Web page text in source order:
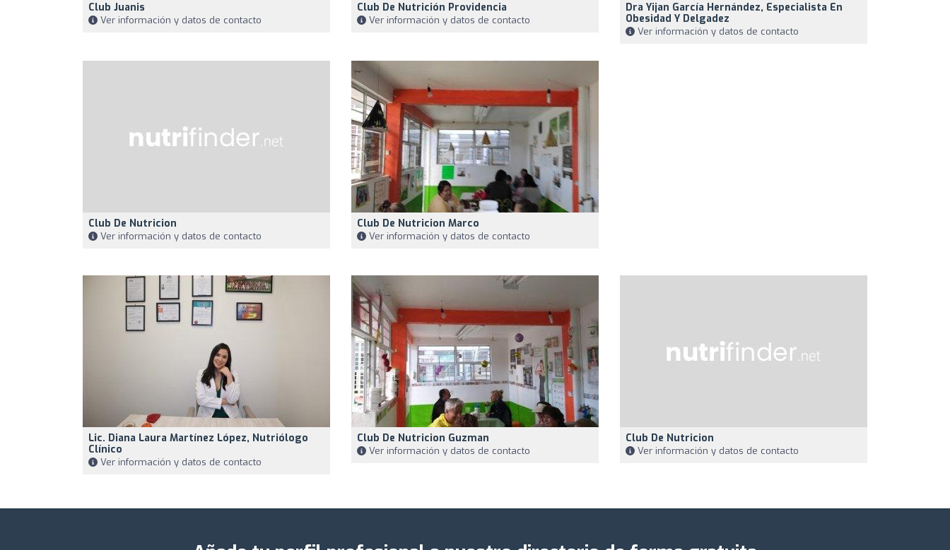
Club Juanis
Ver información y datos de contacto
Club De Nutrición Providencia
Ver información y datos de contacto
Dra Yijan García Hernández, Especialista En
Obesidad Y Delgadez
Ver información y datos de contacto
Club De Nutricion
Ver información y datos de contacto
Club De Nutricion Marco
Ver información y datos de contacto
Lic. Diana Laura Martínez López, Nutriólogo
Clínico
Ver información y datos de contacto
Club De Nutricion Guzman
Ver información y datos de contacto
Club De Nutricion
Ver información y datos de contacto